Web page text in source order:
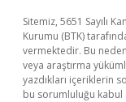
Sitemiz, 5651 Sayılı
Kurumu (BTK)
vermektedir. Bu
veya araştırma
yazdıkları içeriklerin
bu sorumluluğu kabul